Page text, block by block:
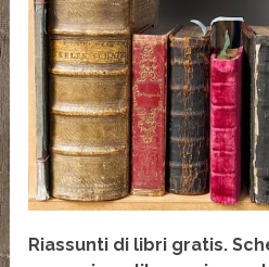
Riassunti di libri gratis.